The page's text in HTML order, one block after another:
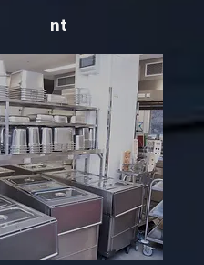
nt
Info